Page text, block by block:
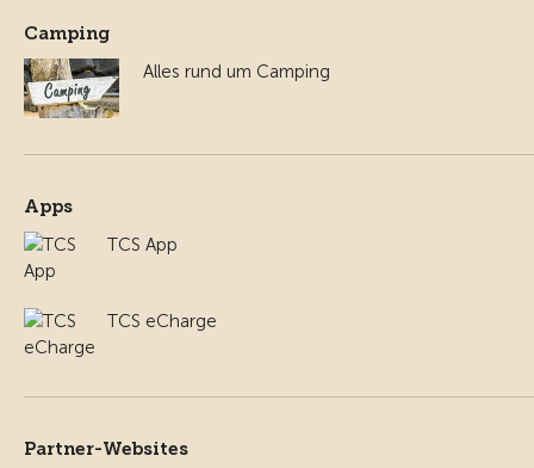
Camping
Alles rund um Camping
Apps
TCS App
TCS eCharge
Partner-Websites